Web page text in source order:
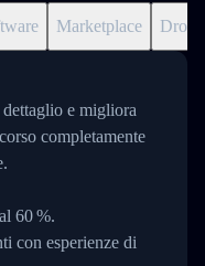
Marketplace
e migliora
completamente
60 %.
con esperienze di